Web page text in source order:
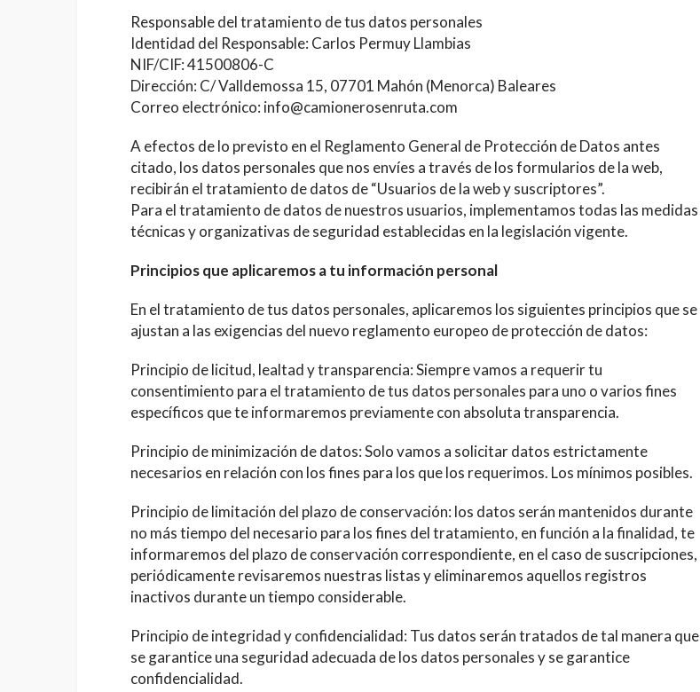
Responsable del tratamiento de tus datos personales
Identidad del Responsable: Carlos Permuy Llambias
NIF/CIF: 41500806-C
Dirección: C/ Valldemossa 15, 07701 Mahón (Menorca) Baleares
Correo electrónico: info@camionerosenruta.com
A efectos de lo previsto en el Reglamento General de Protección de Datos antes
citado, los datos personales que nos envíes a través de los formularios de la web,
recibirán el tratamiento de datos de “Usuarios de la web y suscriptores”.
Para el tratamiento de datos de nuestros usuarios, implementamos todas las medidas
técnicas y organizativas de seguridad establecidas en la legislación vigente.
Principios que aplicaremos a tu información personal
En el tratamiento de tus datos personales, aplicaremos los siguientes principios que se
ajustan a las exigencias del nuevo reglamento europeo de protección de datos:
Principio de licitud, lealtad y transparencia: Siempre vamos a requerir tu
consentimiento para el tratamiento de tus datos personales para uno o varios fines
específicos que te informaremos previamente con absoluta transparencia.
Principio de minimización de datos: Solo vamos a solicitar datos estrictamente
necesarios en relación con los fines para los que los requerimos. Los mínimos posibles.
Principio de limitación del plazo de conservación: los datos serán mantenidos durante
no más tiempo del necesario para los fines del tratamiento, en función a la finalidad, te
informaremos del plazo de conservación correspondiente, en el caso de suscripciones,
periódicamente revisaremos nuestras listas y eliminaremos aquellos registros
inactivos durante un tiempo considerable.
Principio de integridad y confidencialidad: Tus datos serán tratados de tal manera que
se garantice una seguridad adecuada de los datos personales y se garantice
confidencialidad.